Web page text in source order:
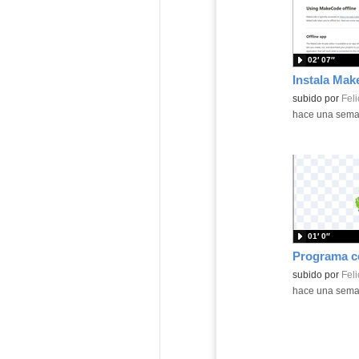
Contenido
subido por
02′ 07″
-hace una
Contenido
subido por
01′ 0″
-hace una